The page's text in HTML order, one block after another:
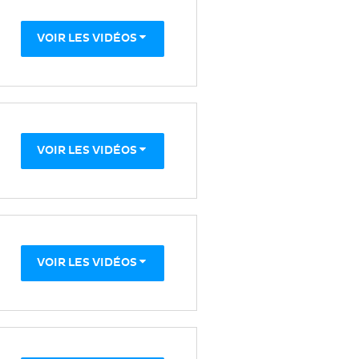
VOIR LES VIDÉOS
VOIR LES VIDÉOS
VOIR LES VIDÉOS